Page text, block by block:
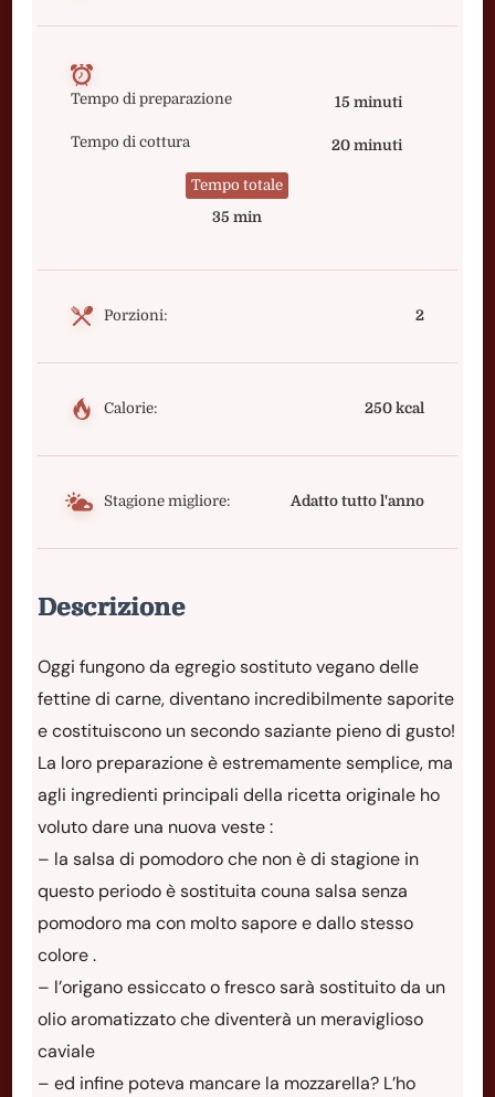
Tempo di preparazione 15 minuti
Tempo di cottura 20 minuti
Tempo totale
35 min
Porzioni: 2
Calorie: 250 kcal
Stagione migliore: Adatto tutto l'anno
Descrizione
Oggi fungono da egregio sostituto vegano delle
fettine di carne, diventano incredibilmente saporite
e costituiscono un secondo saziante pieno di gusto!
La loro preparazione è estremamente semplice, ma
agli ingredienti principali della ricetta originale ho
voluto dare una nuova veste :
– la salsa di pomodoro che non è di stagione in
questo periodo è sostituita couna salsa senza
pomodoro ma con molto sapore e dallo stesso
colore .
– l’origano essiccato o fresco sarà sostituito da un
olio aromatizzato che diventerà un meraviglioso
caviale
– ed infine poteva mancare la mozzarella? L’ho